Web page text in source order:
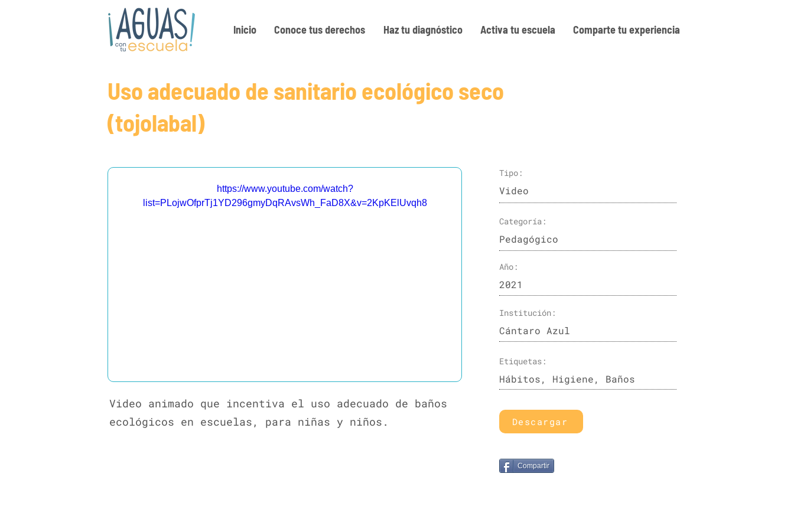
Inicio Conoce tus derechos Haz tu diagnóstico Activa tu escuela Comparte tu experiencia
Uso adecuado de sanitario ecológico seco
(tojolabal)
https://www.youtube.com/watch?
list=PLojwOfprTj1YD296gmyDqRAvsWh_FaD8X&v=2KpKElUvqh8
Video animado que incentiva el uso adecuado de baños
ecológicos en escuelas, para niñas y niños.
Tipo:
Video
Categoría :
Pedagógico
Año:
2021
Institución:
Cántaro Azul
Etiquetas:
Hábitos, Higiene, Baños
Descargar
Compartir